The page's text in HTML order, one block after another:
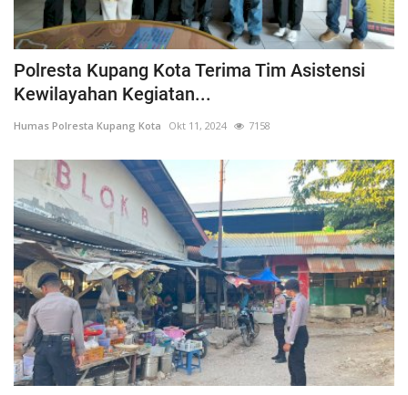
Polresta Kupang Kota Terima Tim Asistensi
Kewilayahan Kegiatan...
Humas Polresta Kupang Kota Okt 11, 2024 7158